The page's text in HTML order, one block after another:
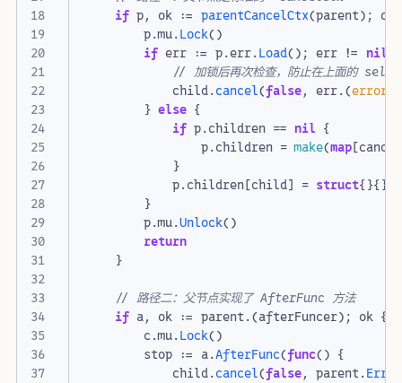
18
19
20
21
22
24
25
26
27
28
29
30
31
32
34
35
36
37
if p, ok := parentCancelCtx(parent); ok
p.mu.Lock()
if err := p.err.Load(); err != nil
// 加锁后再次检查，防止在上面的
child.cancel(false, err.(error
} else {
if p.children == nil {
p.children = make(map[
}
p.children[child] = struct{}{}
}
p.mu.Unlock()
return
}
// 路径二：父节点实现了 AfterFunc 方法
if a, ok := parent.(afterFuncer); ok {
c.mu.Lock()
stop := a.AfterFunc(func() {
child.cancel(false, parent.Err